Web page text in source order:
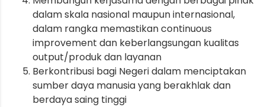
dalam skala nasional maupun internasional,
dalam rangka memastikan continuous
improvement dan keberlangsungan kualitas
output/produk dan layanan
Berkontribusi bagi Negeri dalam menciptakan
sumber daya manusia yang berakhlak dan
berdaya saing tinggi